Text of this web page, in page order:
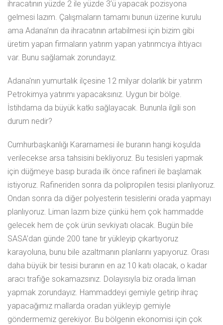
ihracatının yüzde 2 ile yüzde 3’ü yapacak pozisyona
gelmesi lazım. Çalışmaların tamamı bunun üzerine kurulu
ama Adana’nın da ihracatının artabilmesi için bizim gibi
üretim yapan firmaların yatırım yapan yatırımcıya ihtiyacı
var. Bunu sağlamak zorundayız.
Adana'nın yumurtalık ilçesine 12 milyar dolarlık bir yatırım
Petrokimya yatırımı yapacaksınız. Uygun bir bölge.
İstihdama da büyük katkı sağlayacak. Bununla ilgili son
durum nedir?
Cumhurbaşkanlığı Kararnamesi ile buranın hangi koşulda
verilecekse arsa tahsisini bekliyoruz. Bu tesisleri yapmak
için düğmeye basıp burada ilk önce rafineri ile başlamak
istiyoruz. Rafineriden sonra da polipropilen tesisi planlıyoruz.
Ondan sonra da diğer polyesterin tesislerini orada yapmayı
planlıyoruz. Liman lazım bize çünkü hem çok hammadde
gelecek hem de çok ürün sevkiyatı olacak. Bugün bile
SASA’dan günde 200 tane tır yükleyip çıkartıyoruz
karayoluna, bunu bile azaltmanın planlarını yapıyoruz. Orası
daha büyük bir tesisi buranın en az 10 katı olacak, o kadar
aracı trafiğe sokamazsınız. Dolayısıyla biz orada liman
yapmak zorundayız. Hammaddeyi gemiyle getirip ihraç
yapacağımız mallarda oradan yükleyip gemiyle
göndermemiz gerekiyor. Bu bölgenin ekonomisi için çok